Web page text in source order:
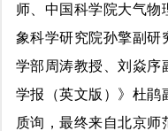
师、中国科学院大气物
象科学研究院孙擎副研
学部周涛教授、刘焱序
学报（英文版）》杜鹃
质询，最终来自北京